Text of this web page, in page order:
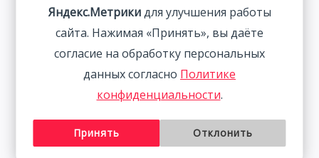
Яндекс.Метрикидля улучшения работы
сайта. Нажимая «Принять», вы даёте
согласие на обработку персональных
данных согласно Политике
конфиденциальности.
Принять Отклонить